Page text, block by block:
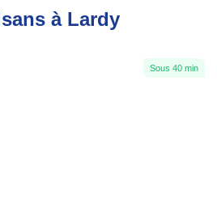
à Lardy
Sous 40 min